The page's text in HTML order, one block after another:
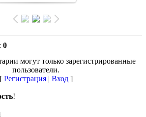
: 0
могут только зарегистрированные
пользователи.
[ Регистрация| Вход]
!